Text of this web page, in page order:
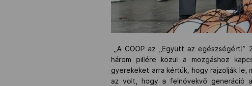
„A COOP az „Együtt az
három pillére közül a mozgáshoz
gyerekeket arra kértük, hogy rajzolják le,
az volt, hogy a felnövekvő generáció